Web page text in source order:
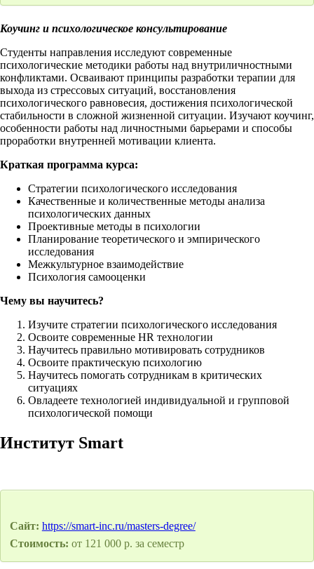
Коучинг и психологическое консультирование
Студенты направления исследуют современные
психологические методики работы над внутриличностными
конфликтами. Осваивают принципы разработки терапии для
выхода из стрессовых ситуаций, восстановления
психологического равновесия, достижения психологической
стабильности в сложной жизненной ситуации. Изучают коучинг,
особенности работы над личностными барьерами и способы
проработки внутренней мотивации клиента.
Краткая программа курса:
Стратегии психологического исследования
Качественные и количественные методы анализа
психологических данных
Проективные методы в психологии
Планирование теоретического и эмпирического
исследования
Межкультурное взаимодействие
Психология самооценки
Чему вы научитесь?
Изучите стратегии психологического исследования
Освоите современные HR технологии
Научитесь правильно мотивировать сотрудников
Освоите практическую психологию
Научитесь помогать сотрудникам в критических
ситуациях
Овладеете технологией индивидуальной и групповой
психологической помощи
Институт Smart
Сайт: https://smart-inc.ru/masters-degree/
Стоимость: от 121 000 р. за семестр